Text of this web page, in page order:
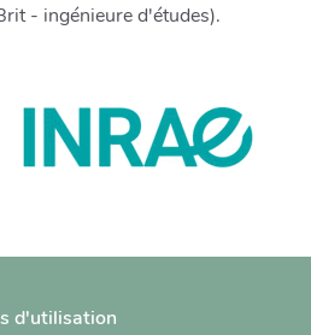
- ingénieure d'études).
d'utilisation